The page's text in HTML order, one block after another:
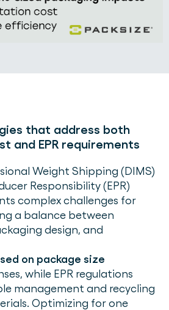
that address both
and EPR requirements
Weight Shipping (DIMS)
Responsibility (EPR)
complex challenges for
a balance between
design, and
on package size
while EPR regulations
management and recycling
Optimizing for one